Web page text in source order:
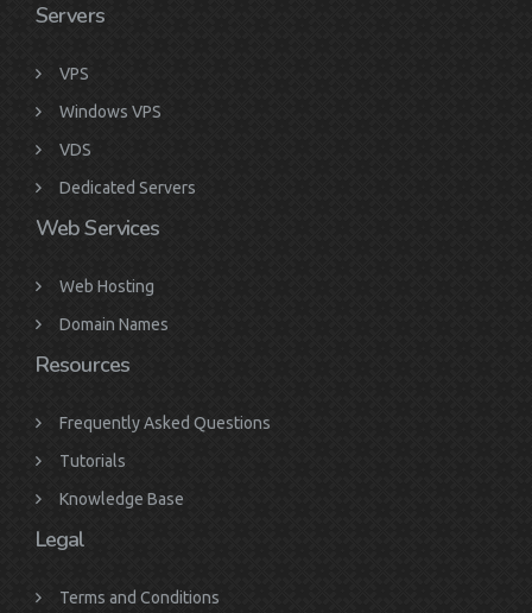
Servers
VPS
Windows VPS
VDS
Dedicated Servers
Web Services
Web Hosting
Domain Names
Resources
Frequently Asked Questions
Tutorials
Knowledge Base
Legal
Terms and Conditions